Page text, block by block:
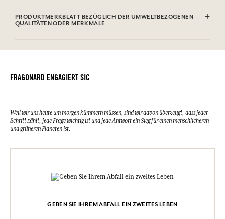
Flüssigkeiten und Dämpfe leicht entzündbar.
Verursacht schwere Augenreizung.
BEI KONTAKT MIT DER HAUT: Mit viel Wasser und Seife waschen. Ist
Mülltrennungsvorschriften Ihrer Gemeinde entsorgen.
Notfallnummer (+33) 01.45.42.59.59.
UFI:7EV8-E0T2-R003-7AEW
Salicylate, Citronellol, Tetramethyl Acetyloctahydronaphthalenes,
Limonene, Linalool, Cyclamen Aldehyde, Isoeugenol
PRODUKTMERKBLATT BEZÜGLICH DER UMWELTBEZOGENEN
QUALITÄTEN ODER MERKMALE
Bitte konsultieren Sie die Umweltqualitäten oder -merkmale, indem
FRAGONARD ENGAGIERT SIC
Weil wir uns heute um morgen kümmern müssen, sind wir davon überzeugt, dass jeder
Schritt zählt, jede Frage wichtig ist und jede Antwort ein Sieg für einen menschlicheren
und grüneren Planeten ist.
GEBEN SIE IHREM ABFALL EIN ZWEITES LEBEN